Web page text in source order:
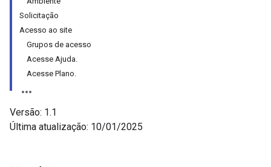
Solicitação
Acesso ao site
Grupos de acesso
Acesse Ajuda.
Acesse Plano.
Versão: 1.1
Última atualização: 10/01/2025